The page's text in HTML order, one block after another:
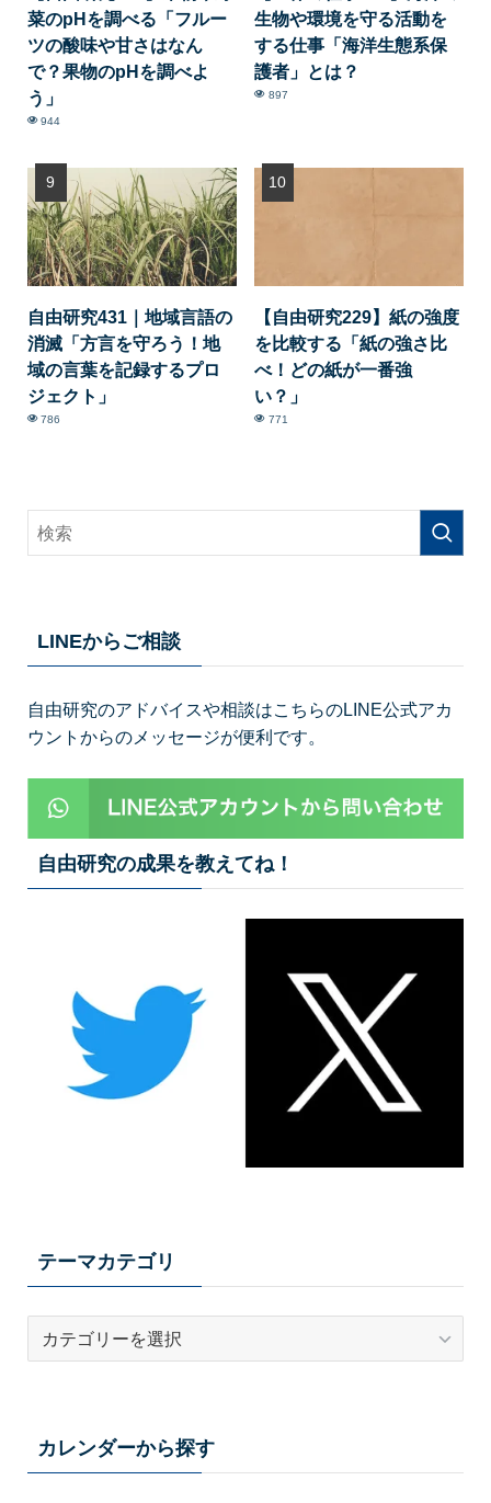
菜のpHを調べる「フルー
ツの酸味や甘さはなん
で？果物のpHを調べよ
う」
944
生物や環境を守る活動を
する仕事「海洋生態系保
護者」とは？
897
自由研究431｜地域言語の
消滅「方言を守ろう！地
域の言葉を記録するプロ
ジェクト」
786
【自由研究229】紙の強度
を比較する「紙の強さ比
べ！どの紙が一番強
い？」
771
LINEからご相談
自由研究のアドバイスや相談はこちらのLINE公式アカ
ウントからのメッセージが便利です。
自由研究の成果を教えてね！
テーマカテゴリ
カレンダーから探す